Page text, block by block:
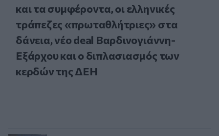
και τα συμφέροντα, οι ελληνικές
τράπεζες «πρωταθλήτριες» στα
δάνεια, νέο deal Βαρδινογιάννη-
Εξάρχου και ο διπλασιασμός των
κερδών της ΔΕΗ